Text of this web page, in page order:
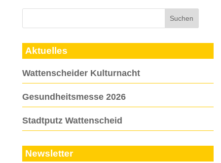
Aktuelles
Wattenscheider Kulturnacht
Gesundheitsmesse 2026
Stadtputz Wattenscheid
Newsletter